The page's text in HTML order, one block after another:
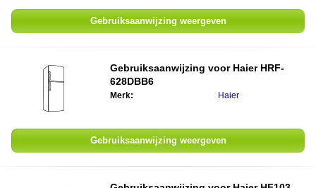
Gebruiksaanwijzing weergeven
Gebruiksaanwijzing voor Haier HRF-
628DBB6
Merk: Haier
Gebruiksaanwijzing weergeven